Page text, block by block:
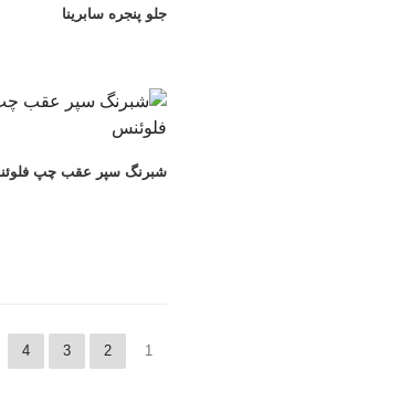
جلو پنجره سابرینا
شبرنگ سپر عقب چپ
1
2
3
4